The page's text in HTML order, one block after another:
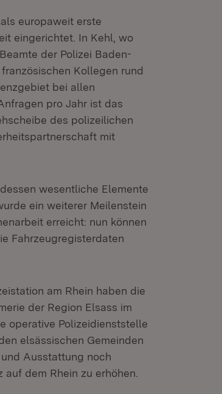
europaweit erste
eingerichtet. In Kehl, wo
der Polizei Baden-
Kollegen rund
bei allen
pro Jahr ist das
des polizeilichen
mit
wesentliche Elemente
ein weiterer Meilenstein
erreicht: nun können
Fahrzeugregisterdaten
am Rhein haben die
der Region Elsass im
operative Polizeidienststelle
elsässischen Gemeinden
Ausstattung noch
dem Rhein zu erhöhen.